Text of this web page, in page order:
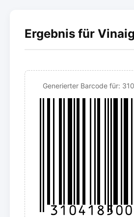
Ergebnis für
Generierter Barcode für: